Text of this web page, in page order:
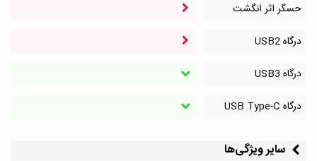
حسگر اثر انگشت
درگاه‌ USB2
درگاه‌ USB3
درگاه‌ USB Type-C
سایر ویژگی‌ها